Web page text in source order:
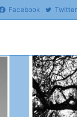
Facebook Twitter